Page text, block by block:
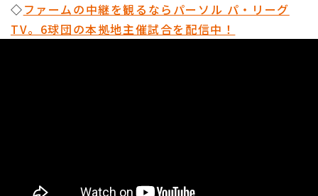
◇ファームの中継を観るならパーソル パ・リーグ
TV。6球団の本拠地主催試合を配信中！